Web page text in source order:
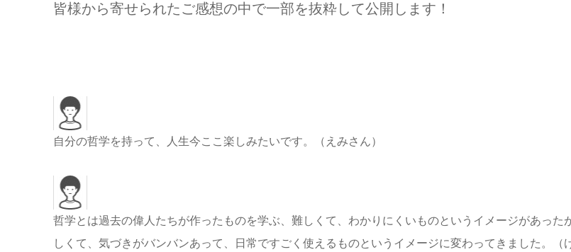
皆様から寄せられたご感想の中で一部を抜粋して公開します！
自分の哲学を持って、人生今ここ楽しみたいです。（えみさん）
哲学とは過去の偉人たちが作ったものを学ぶ、難しくて、わかりにくいものというイメージがあった
しくて、気づきがバンバンあって、日常ですごく使えるものというイメージに変わってきました。（